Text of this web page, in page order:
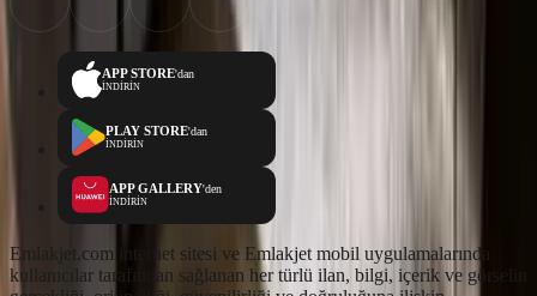
APP STORE'dan
İNDİRİN
PLAY STORE'dan
İNDİRİN
APP GALLERY'den
İNDİRİN
Emlakjet.com internet sitesi ve Emlakjet mobil uygulamalarında
kullanıcılar tarafından sağlanan her türlü ilan, bilgi, içerik ve görselin